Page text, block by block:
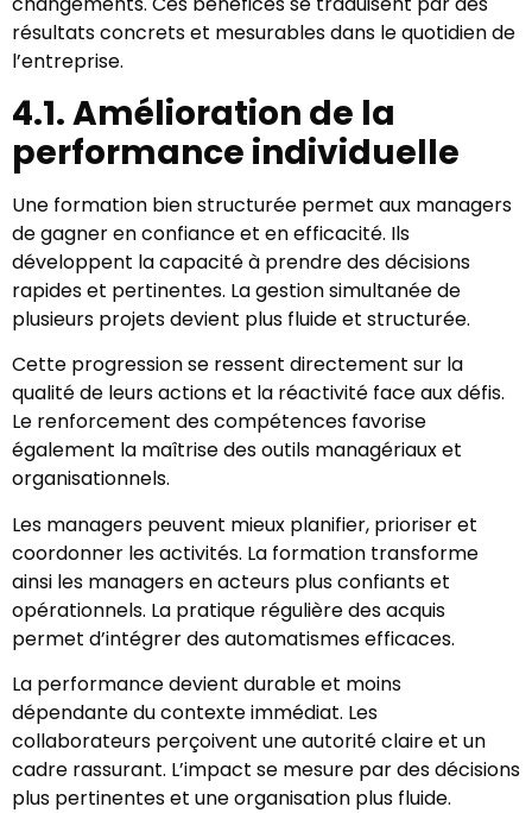
résultats concrets et mesurables dans le quotidien de
l’entreprise.
4.1. Amélioration de la
performance individuelle
Une formation bien structurée permet aux managers
de gagner en confiance et en efficacité. Ils
développent la capacité à prendre des décisions
rapides et pertinentes. La gestion simultanée de
plusieurs projets devient plus fluide et structurée.
Cette progression se ressent directement sur la
qualité de leurs actions et la réactivité face aux défis.
Le renforcement des compétences favorise
également la maîtrise des outils managériaux et
organisationnels.
Les managers peuvent mieux planifier, prioriser et
coordonner les activités. La formation transforme
ainsi les managers en acteurs plus confiants et
opérationnels. La pratique régulière des acquis
permet d’intégrer des automatismes efficaces.
La performance devient durable et moins
dépendante du contexte immédiat. Les
collaborateurs perçoivent une autorité claire et un
cadre rassurant. L’impact se mesure par des décisions
plus pertinentes et une organisation plus fluide.